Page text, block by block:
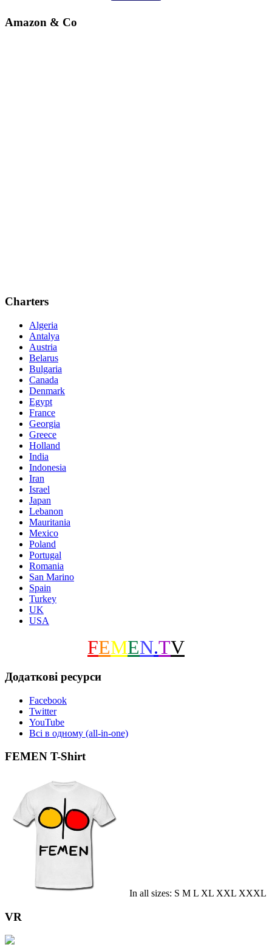
Amazon & Co
Charters
Algeria
Antalya
Austria
Belarus
Bulgaria
Canada
Denmark
Egypt
France
Georgia
Greece
Holland
India
Indonesia
Iran
Israel
Japan
Lebanon
Mauritania
Mexico
Poland
Portugal
Romania
San Marino
Spain
Turkey
UK
USA
FEMEN.TV
Додаткові ресурси
Facebook
Twitter
YouTube
Всі в одному (all-in-one)
FEMEN T-Shirt
In all sizes: S M L XL XXL XXXL
VR